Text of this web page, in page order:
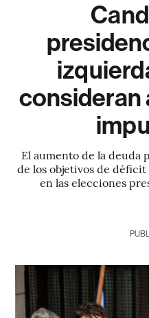
consideran
El aumento de la
de los objetivos de
en las elecciones